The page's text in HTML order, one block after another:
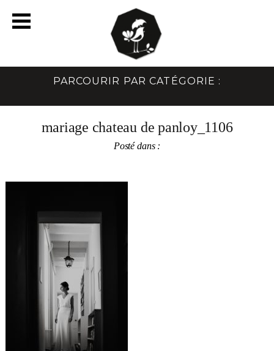
PARCOURIR PAR CATÉGORIE :
mariage chateau de panloy_1106
Posté dans :